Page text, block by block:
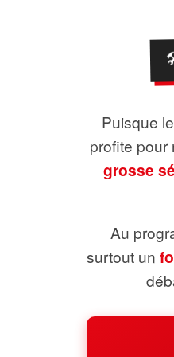
Puisque
profite pour
grosse
Au
surtout un